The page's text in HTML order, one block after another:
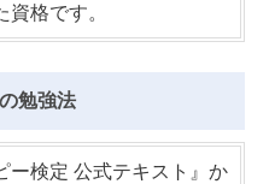
格です。
勉強法
ー検定 公式テキスト』か